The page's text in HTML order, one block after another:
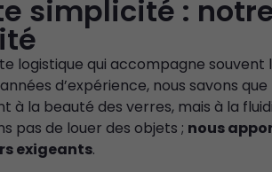
simplicité :
logistique qui accompagne souvent
d’expérience, nous savons
à la beauté des verres, mais à la
pas de louer des objets ; nous
exigeants.
Nécessaire
Ces cookies ne
sont pas
facultatifs. Ils
sont